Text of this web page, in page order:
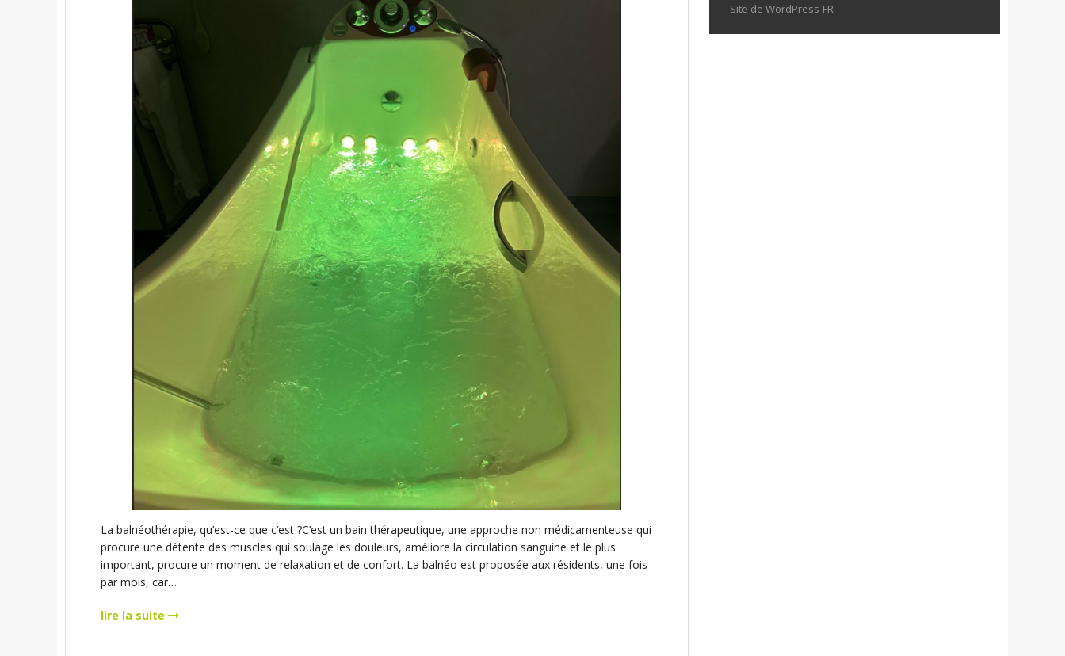
La balnéothérapie, qu’est-ce que c’est ?C’est un bain thérapeutique, une approche non médicamenteuse qui
procure une détente des muscles qui soulage les douleurs, améliore la circulation sanguine et le plus
important, procure un moment de relaxation et de confort. La balnéo est proposée aux résidents, une fois
par mois, car…
lire la suite
Site de WordPress-FR